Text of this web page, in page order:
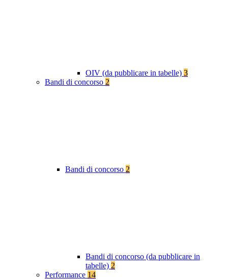
OIV (da pubblicare in tabelle) 3
Bandi di concorso 2
Bandi di concorso 2
Bandi di concorso (da pubblicare in
tabelle) 2
Performance 14